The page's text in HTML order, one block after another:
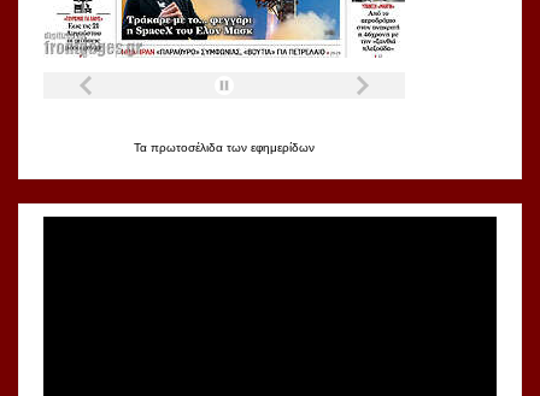
Τα πρωτοσέλιδα των εφημερίδων